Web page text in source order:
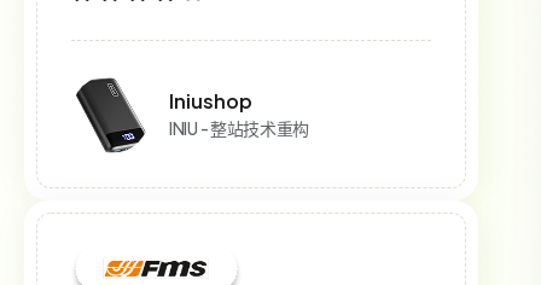
Iniushop
INIU - 整站技术重构